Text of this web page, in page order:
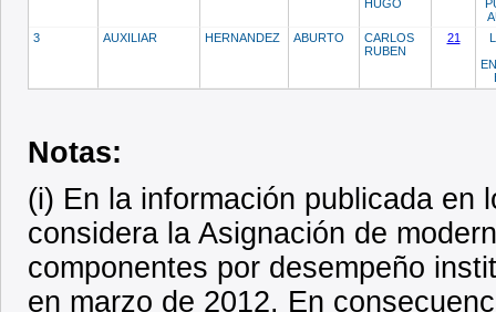
HUGO
3
AUXILIAR HERNANDEZ ABURTO
CARLOS
RUBEN
21
Notas:
(i) En la información publicada en
considera la Asignación de
componentes por desempeño
en marzo de 2012. En